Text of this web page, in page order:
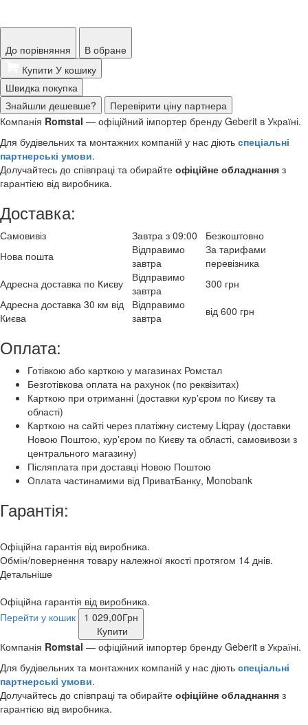
До порівняння
В обране
Купити У кошику
Швидка покупка
Знайшли дешевше?
Перевірити ціну партнера
Компанія Romstal — офіційний імпортер бренду Geberit в Україні.
Для будівельних та монтажних компаній у нас діють спеціальні
партнерські умови.
Долучайтесь до співпраці та обирайте офіційне обладнання з
гарантією від виробника.
Доставка:
Самовивіз Завтра з 09:00
Безкоштовно
Нова пошта
Відправимо
завтра
За тарифами
перевізника
Адресна доставка по Києву
Відправимо
завтра
300 грн
Адресна доставка 30 км від
Києва
Відправимо
завтра
від 600 грн
Оплата:
Готівкою або карткою у магазинах Ромстал
Безготівкова оплата на рахунок (по реквізитах)
Карткою при отриманні (доставки курʼєром по Києву та
області)
Карткою на сайті через платіжну систему Liqpay (доставки
Новою Поштою, курʼєром по Києву та області, самовивози з
центрального магазину)
Післяплата при доставці Новою Поштою
Оплата частинамими від ПриватБанку, Monobank
Гарантія:
Офіційна гарантія від виробника.
Обмін/повернення товару належної якості протягом 14 днів.
Детальніше
Офіційна гарантія від виробника.
Перейти у кошик
1 029,00Грн
Купити
Компанія Romstal — офіційний імпортер бренду Geberit в Україні.
Для будівельних та монтажних компаній у нас діють спеціальні
партнерські умови.
Долучайтесь до співпраці та обирайте офіційне обладнання з
гарантією від виробника.